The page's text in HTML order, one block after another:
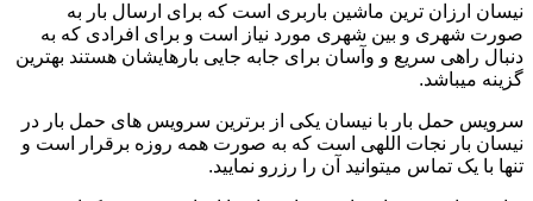
نیسان ارزان ترین ماشین باربری است که برای ارسال بار به
صورت شهری و بین شهری مورد نیاز است و برای افرادی که به
دنبال راهی سریع و وآسان برای جابه جایی بارهایشان هستند بهترین
گزینه میباشد.
سرویس حمل بار با نیسان یکی از برترین سرویس های حمل بار در
نیسان بار نجات اللهی است که به صورت همه روزه برقرار است و
تنها با یک تماس میتوانید آن را رزرو نمایید.